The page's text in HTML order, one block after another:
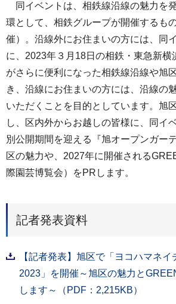
同イベントは、相鉄線沿線の魅力を
環として、相鉄グループが開催するも
催）。沿線外にお住まいの方には、同
に、2023年３月18日の相鉄・東急新横
がさらに便利になった相鉄線沿線や旭
き、沿線にお住まいの方には、沿線の
いただくことを目的としています。旭
し、区内外からお越しの皆様に、同イ
別公開期間を迎える『旭オープンガー
区の魅力や、2027年に開催される
際園芸博覧会）をPRします。
記者発表資料
【記者発表】旭区で「ヨコハマネイ
2023」を開催～旭区の魅力と
します～（PDF：2,215KB）